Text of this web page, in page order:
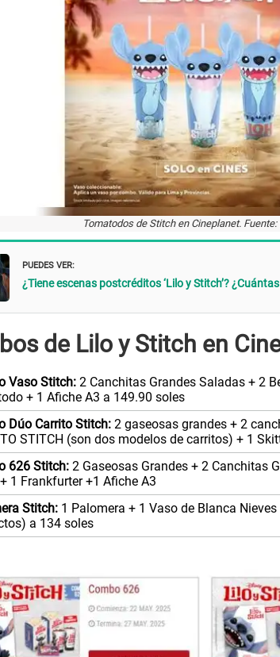
Tomatodos de Stitch en Cineplanet. Fuente:
PUEDES VER:
¿Tiene escenas postcréditos ‘Lilo y Stitch’?
de Lilo y Stitch en
Vaso Stitch: 2 Canchitas Grandes Saladas + 2
+ 1 Afiche A3 a 149.90 soles
Dúo Carrito Stitch: 2 gaseosas grandes + 2
STITCH (son dos modelos de carritos) + 1
626 Stitch: 2 Gaseosas Grandes + 2 Canchitas
1 Frankfurter +1 Afiche A3
Stitch: 1 Palomera + 1 Vaso de Blanca
a 134 soles